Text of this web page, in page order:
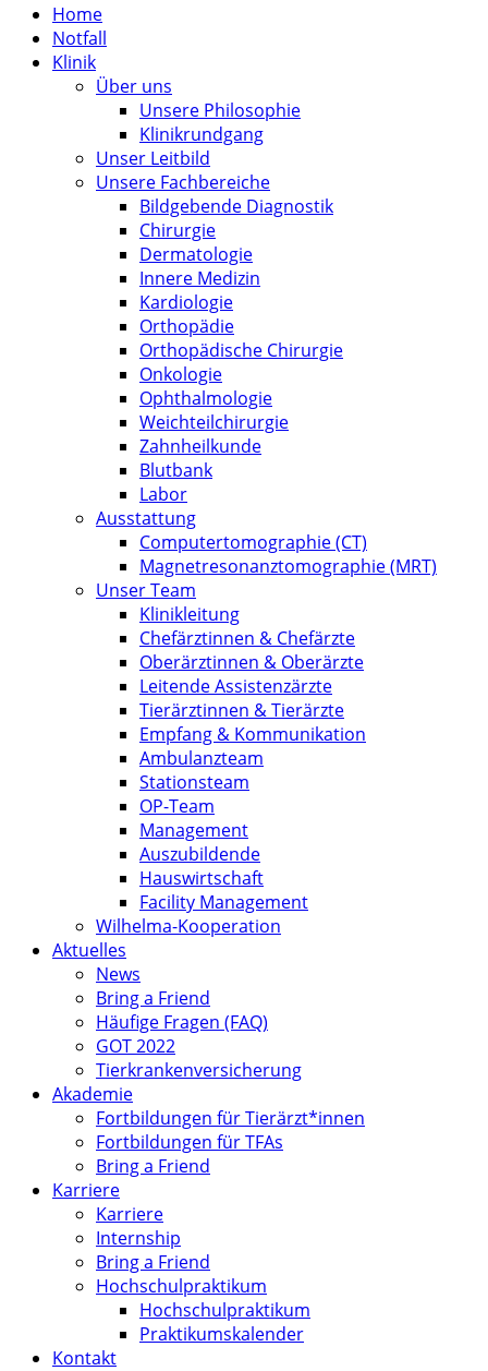
Home
Notfall
Klinik
Über uns
Unsere Philosophie
Klinikrundgang
Unser Leitbild
Unsere Fachbereiche
Bildgebende Diagnostik
Chirurgie
Dermatologie
Innere Medizin
Kardiologie
Orthopädie
Orthopädische Chirurgie
Onkologie
Ophthalmologie
Weichteilchirurgie
Zahnheilkunde
Blutbank
Labor
Ausstattung
Computertomographie (CT)
Magnetresonanztomographie (MRT)
Unser Team
Klinikleitung
Chefärztinnen & Chefärzte
Oberärztinnen & Oberärzte
Leitende Assistenzärzte
Tierärztinnen & Tierärzte
Empfang & Kommunikation
Ambulanzteam
Stationsteam
OP-Team
Management
Auszubildende
Hauswirtschaft
Facility Management
Wilhelma-Kooperation
Aktuelles
News
Bring a Friend
Häufige Fragen (FAQ)
GOT 2022
Tierkrankenversicherung
Akademie
Fortbildungen für Tierärzt*innen
Fortbildungen für TFAs
Bring a Friend
Karriere
Karriere
Internship
Bring a Friend
Hochschulpraktikum
Hochschulpraktikum
Praktikumskalender
Kontakt